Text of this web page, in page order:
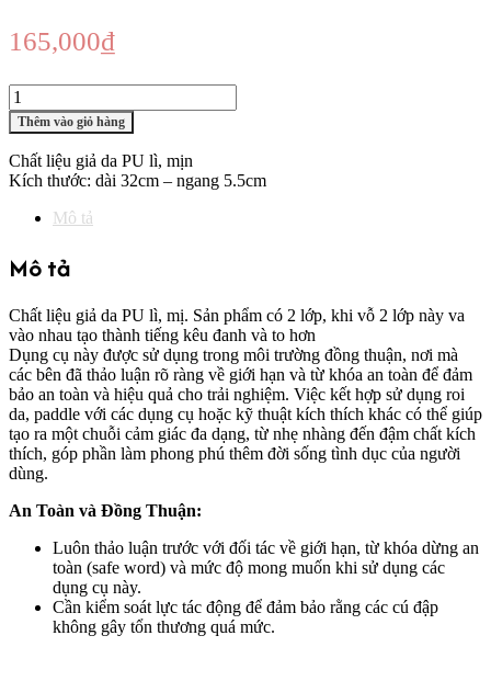
165,000₫
Paddle
da
2
lớp
-
Tiếng
đẹp
lượng
Thêm vào giỏ hàng
Chất liệu giả da PU lì, mịn
Kích thước: dài 32cm – ngang 5.5cm
Mô tả
Mô tả
Chất liệu giả da PU lì, mị. Sản phẩm có 2 lớp, khi vỗ 2 lớp này va
vào nhau tạo thành tiếng kêu đanh và to hơn
Dụng cụ này được sử dụng trong môi trường đồng thuận, nơi mà
các bên đã thảo luận rõ ràng về giới hạn và từ khóa an toàn để đảm
bảo an toàn và hiệu quả cho trải nghiệm. Việc kết hợp sử dụng roi
da, paddle với các dụng cụ hoặc kỹ thuật kích thích khác có thể giúp
tạo ra một chuỗi cảm giác đa dạng, từ nhẹ nhàng đến đậm chất kích
thích, góp phần làm phong phú thêm đời sống tình dục của người
dùng.
An Toàn và Đồng Thuận:
Luôn thảo luận trước với đối tác về giới hạn, từ khóa dừng an
toàn (safe word) và mức độ mong muốn khi sử dụng các
dụng cụ này.
Cần kiểm soát lực tác động để đảm bảo rằng các cú đập
không gây tổn thương quá mức.